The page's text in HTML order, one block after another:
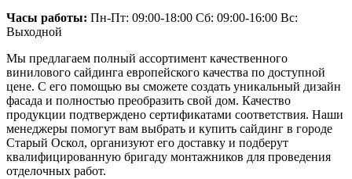
Часы работы: Пн-Пт: 09:00-18:00 Сб: 09:00-16:00 Вс:
Выходной
Мы предлагаем полный ассортимент качественного
винилового сайдинга европейского качества по доступной
цене. С его помощью вы сможете создать уникальный дизайн
фасада и полностью преобразить свой дом. Качество
продукции подтверждено сертификатами соответствия. Наши
менеджеры помогут вам выбрать и купить сайдинг в городе
Старый Оскол, организуют его доставку и подберут
квалифицированную бригаду монтажников для проведения
отделочных работ.